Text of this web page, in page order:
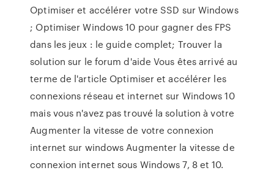
Optimiser et accélérer votre SSD sur Windows
; Optimiser Windows 10 pour gagner des FPS
dans les jeux : le guide complet; Trouver la
solution sur le forum d'aide Vous êtes arrivé au
terme de l'article Optimiser et accélérer les
connexions réseau et internet sur Windows 10
mais vous n'avez pas trouvé la solution à votre
Augmenter la vitesse de votre connexion
internet sur windows Augmenter la vitesse de
connexion internet sous Windows 7, 8 et 10.